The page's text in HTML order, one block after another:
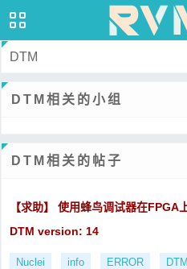
DTM
DTM相关的小组
DTM相关的帖子
【求助】 使用蜂鸟调试器在
DTM version: 14
Nuclei info ERROR DTM